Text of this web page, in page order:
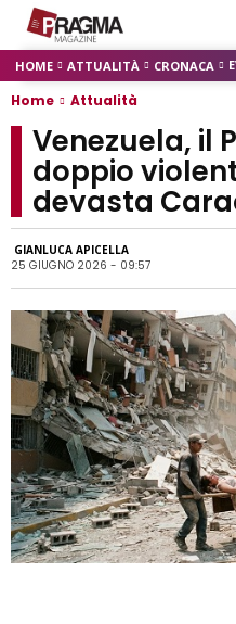
HOME ATTUALITÀ CRONACA
Home Attualità
Venezuela, il
doppio
devasta
GIANLUCA APICELLA
25 GIUGNO 2026 - 09:57